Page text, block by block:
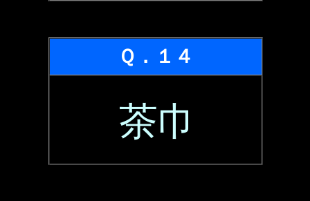
Ｑ．１４
茶巾